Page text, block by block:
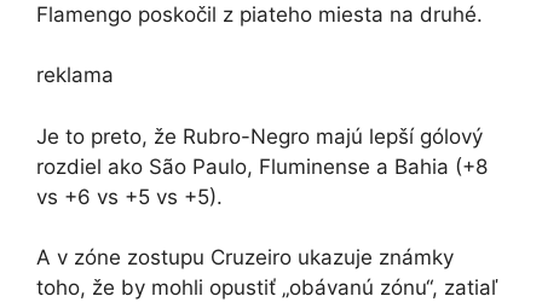
Flamengo poskočil z piateho miesta na druhé.
reklama
Je to preto, že Rubro-Negro majú lepší gólový
rozdiel ako São Paulo, Fluminense a Bahia (+8
vs +6 vs +5 vs +5).
A v zóne zostupu Cruzeiro ukazuje známky
toho, že by mohli opustiť „obávanú zónu“, zatiaľ